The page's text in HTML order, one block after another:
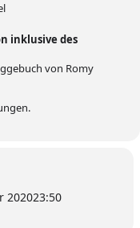
inklusive des
von Romy
202023:50